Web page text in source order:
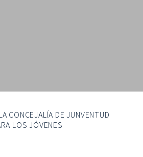
CONCEJALÍA DE JUNVENTUD
LOS JÓVENES